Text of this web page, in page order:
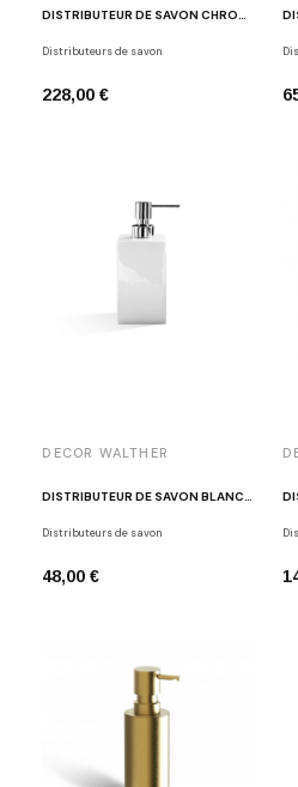
DISTRIBUTEUR DE SAVON CHROME POLI CLUB WSP 3
Distributeurs de savon
228,00 €
DECOR WALTHER
DISTRIBUTEUR DE SAVON BLANC DW 6270
Distributeurs de savon
48,00 €